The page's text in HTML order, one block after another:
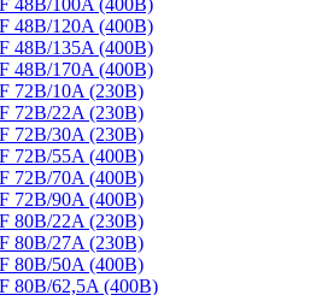
48B/120A (400B)
48B/135A (400B)
48B/170A (400B)
72B/10A (230B)
72B/22A (230B)
72B/30A (230B)
72B/55A (400B)
72B/70A (400B)
72B/90A (400B)
80B/22A (230B)
80B/27A (230B)
80B/50A (400B)
80B/62,5A (400B)